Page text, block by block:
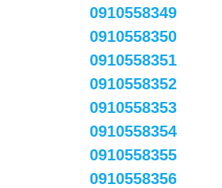
0910558349
0910558350
0910558351
0910558352
0910558353
0910558354
0910558355
0910558356